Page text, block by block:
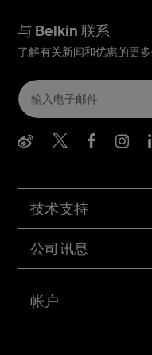
帐户
技术支持
公司讯息
与 Belkin 联系
了解有关新闻和优惠的更
BelkinBelkin